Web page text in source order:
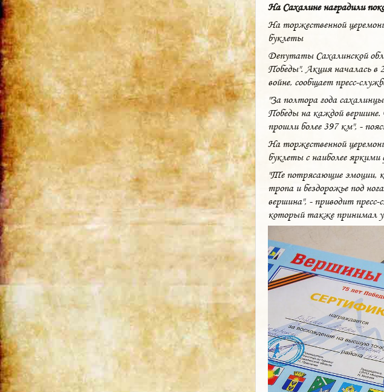
На Сахалине наградили
На торжественной
буклеты
Депутаты Сахалинской
Победы". Акция началась в
войне, сообщает пресс-
"За полтора года
Победы на каждой вершине.
прошли более 397 км", -
На торжественной
буклеты с наиболее
"Те потрясающие эмоции,
тропа и бездорожье под
вершина", - приводит
который также принимал